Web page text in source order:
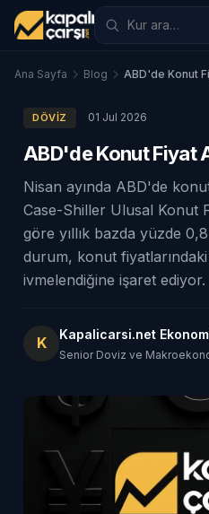
Ana Sayfa Blog ABD'de Konut
DÖVIZ 01 Jul 2026
ABD'de Konut Fiyat
Nisan ayında ABD'de
Case-Shiller Ulusal Konut
göre yıllık bazda yüzde
durum, konut fiyatlarındaki
ivmelendiğine işaret ediyor.
K Kapalicarsi.net
Senior Doviz ve